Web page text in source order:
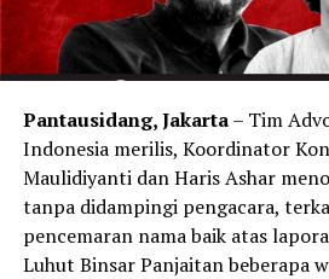
Pantausidang, Jakarta– Tim
Indonesia merilis, Koordinator
Maulidiyanti dan Haris Ashar
tanpa didampingi pengacara,
pencemaran nama baik atas
Luhut Binsar Panjaitan beberapa